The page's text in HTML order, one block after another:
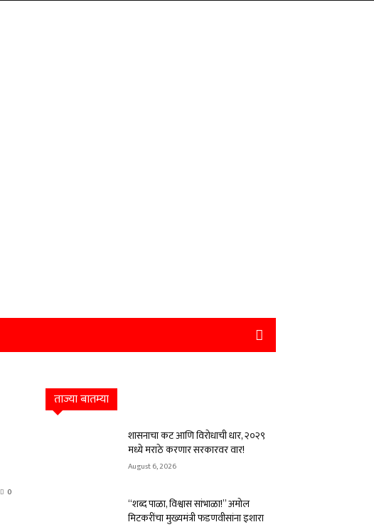
0
ताज्या बातम्या
शासनाचा कट आणि विरोधाची धार, २०२९
मध्ये मराठे करणार सरकारवर वार!
August 6, 2026
“शब्द पाळा, विश्वास सांभाळा!” अमोल
मिटकरींचा मुख्यमंत्री फडणवीसांना इशारा